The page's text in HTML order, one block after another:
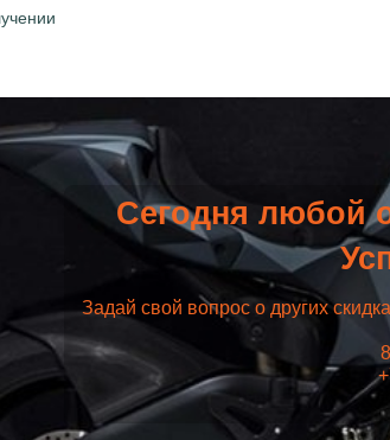
Сегодня любой
Задай свой вопрос о других